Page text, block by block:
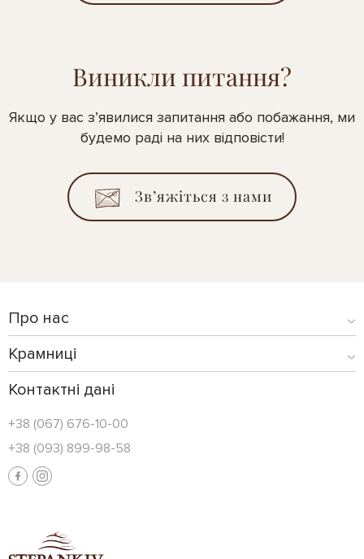
Виникли питання?
Якщо у вас з’явилися запитання або побажання, ми
будемо раді на них відповісти!
Зв’яжіться з нами
Про нас
Крамниці
Контактні дані
+38 (067) 676-10-00
+38 (093) 899-98-58